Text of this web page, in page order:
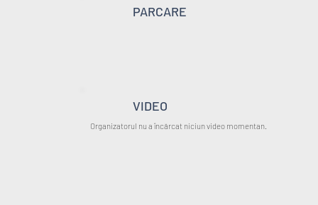
PARCARE
VIDEO
Organizatorul nu a încărcat niciun video momentan.